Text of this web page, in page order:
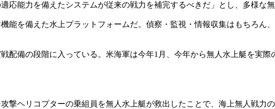
応能力を備えたシステムが従来の戦力を補完するべきだ」とし、多様な
能を備えた水上プラットフォームだ。偵察・監視・情報収集はもちろん
配備の段階に入っている。米海軍は今年1月、今年から無人水上艇を実
撃ヘリコプターの乗組員を無人水上艇が救出したことで、海上無人戦力